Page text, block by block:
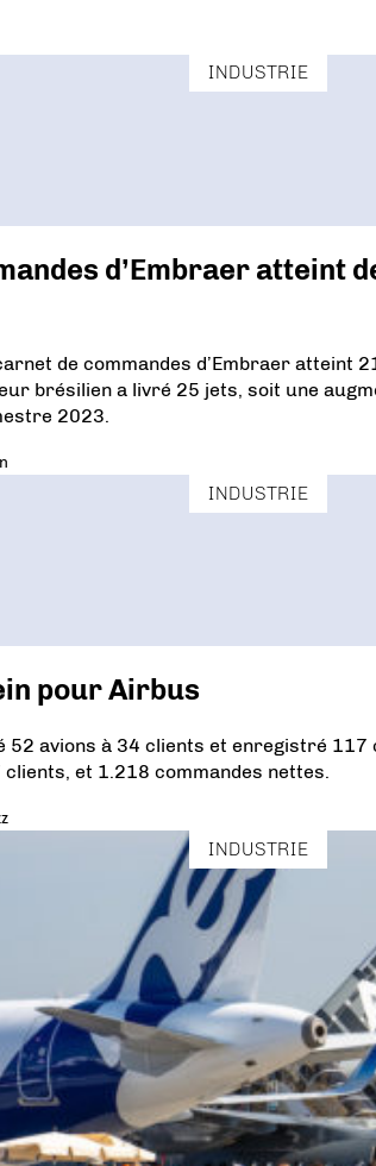
INDUSTRIE
d’Embraer atteint
de commandes d’Embraer atteint
brésilien a livré 25 jets, soit une
2023.
INDUSTRIE
pour Airbus
avions à 34 clients et enregistré 117
et 1.218 commandes nettes.
INDUSTRIE